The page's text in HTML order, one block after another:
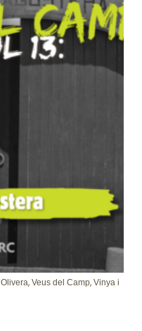
Olivera, Veus del Camp, Vinya i